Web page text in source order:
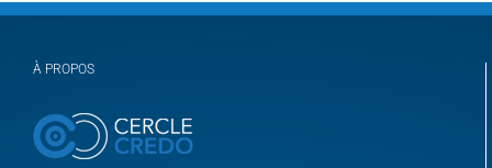
À PROPOS